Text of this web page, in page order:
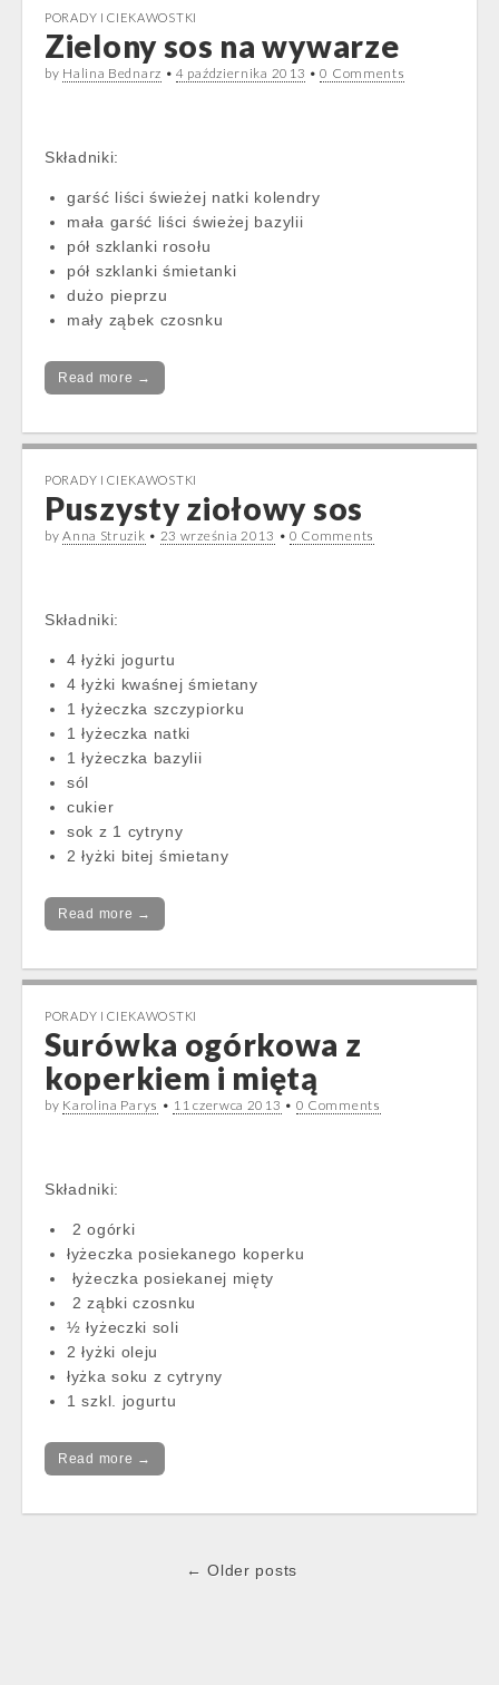
PORADY I CIEKAWOSTKI
Zielony sos na wywarze
by Halina Bednarz •4 października 2013 •0 Comments
Składniki:
garść liści świeżej natki kolendry
mała garść liści świeżej bazylii
pół szklanki rosołu
pół szklanki śmietanki
dużo pieprzu
mały ząbek czosnku
Read more →
PORADY I CIEKAWOSTKI
Puszysty ziołowy sos
byAnna Struzik • 23 września 2013 • 0 Comments
Składniki:
4 łyżki jogurtu
4 łyżki kwaśnej śmietany
1 łyżeczka szczypiorku
1 łyżeczka natki
1 łyżeczka bazylii
sól
cukier
sok z 1 cytryny
2 łyżki bitej śmietany
Read more →
PORADY I CIEKAWOSTKI
Surówka ogórkowa z
koperkiem i miętą
by Karolina Parys • 11 czerwca 2013 • 0 Comments
Składniki:
2 ogórki
łyżeczka posiekanego koperku
łyżeczka posiekanej mięty
2 ząbki czosnku
½ łyżeczki soli
2 łyżki oleju
łyżka soku z cytryny
1 szkl. jogurtu
Read more →
← Older posts